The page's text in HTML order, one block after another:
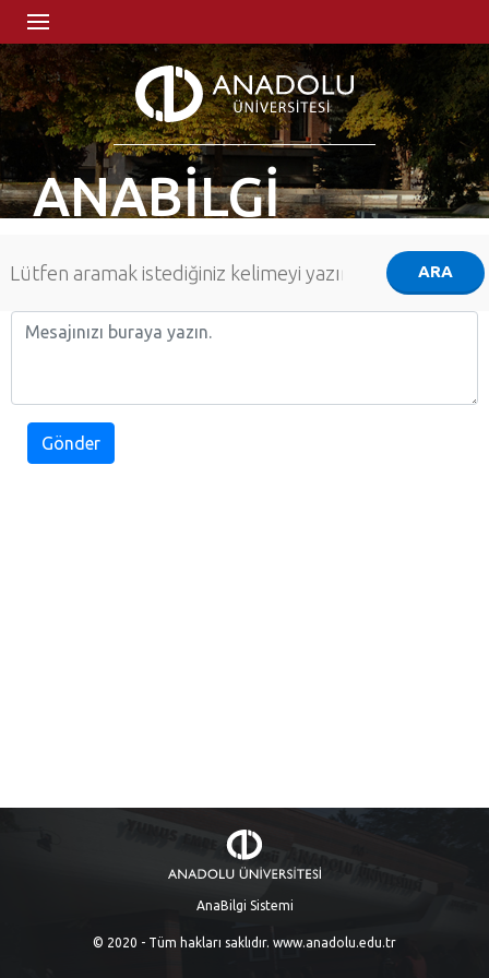
ANABİLGİ
AnaBilgi Sistemi
© 2020 - Tüm hakları saklıdır. www.anadolu.edu.tr